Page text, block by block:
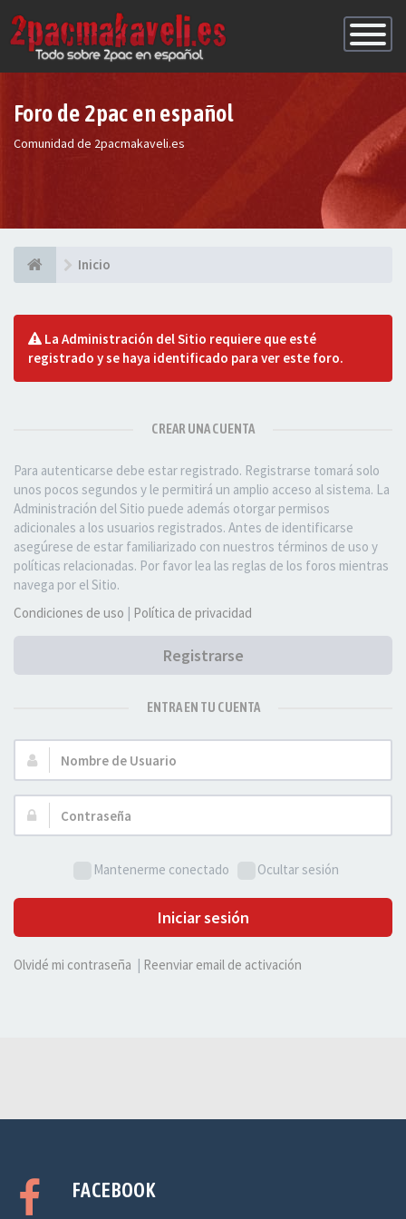
de
Foro de 2pac en español
Comunidad de 2pacmakaveli.es
Inicio
La Administración del Sitio requiere que esté
registrado y se haya identificado para ver este foro.
CREAR UNA CUENTA
Para autenticarse debe estar registrado. Registrarse tomará solo
unos pocos segundos y le permitirá un amplio acceso al sistema. La
Administración del Sitio puede además otorgar permisos
adicionales a los usuarios registrados. Antes de identificarse
asegúrese de estar familiarizado con nuestros términos de uso y
políticas relacionadas. Por favor lea las reglas de los foros mientras
navega por el Sitio.
Condiciones de uso | Política de privacidad
Registrarse
ENTRA EN TU CUENTA
Nombre
de
Usuario:
Contraseña:
Mantenerme conectado Ocultar sesión
Iniciar sesión
Olvidé mi contraseña Reenviar email de activación
FACEBOOK